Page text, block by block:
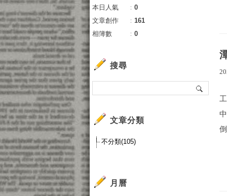
本日人氣
： 0
文章創作
： 161
相簿數
： 0
搜尋
文章分類
不分類(105)
月曆